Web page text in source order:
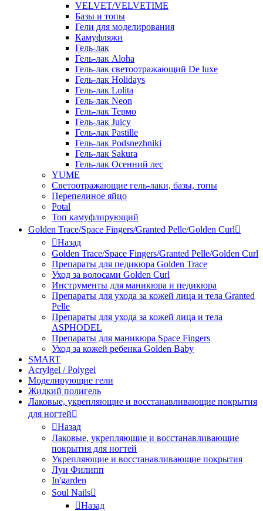
VELVET/VELVETIME
Базы и топы
Гели для моделирования
Камуфляжи
Гель-лак
Гель-лак Aloha
Гель-лак светоотражающий De luxe
Гель-лак Holidays
Гель-лак Lolita
Гель-лак Neon
Гель-лак Термо
Гель-лак Juicy
Гель-лак Pastille
Гель-лак Podsnezhniki
Гель-лак Sakura
Гель-лак Осенний лес
YUME
Светоотражающие гель-лаки, базы, топы
Перепелиное яйцо
Potal
Топ камуфлирующий
Golden Trace/Space Fingers/Granted Pelle/Golden Curl
Назад
Golden Trace/Space Fingers/Granted Pelle/Golden Curl
Препараты для педикюра Golden Trace
Уход за волосами Golden Curl
Инструменты для маникюра и педикюра
Препараты для ухода за кожей лица и тела Granted
Pelle
Препараты для ухода за кожей лица и тела
ASPHODEL
Препараты для маникюра Space Fingers
Уход за кожей ребенка Golden Baby
SMART
Acrylgel / Polygel
Моделирующие гели
Жидкий полигель
Лаковые, укрепляющие и восстанавливающие покрытия
для ногтей
Назад
Лаковые, укрепляющие и восстанавливающие
покрытия для ногтей
Укрепляющие и восстанавливающие покрытия
Луи Филипп
In'garden
Soul Nails
Назад